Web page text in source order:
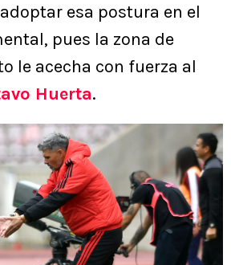
esa postura en el
pues la zona de
le acecha con fuerza al
Huerta.